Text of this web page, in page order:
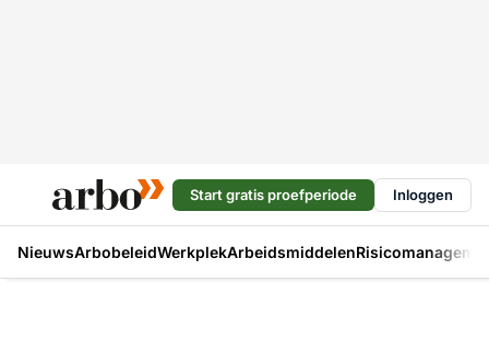
Start gratis proefperiode Inloggen
NieuwsArbobeleidWerkplekArbeidsmiddelen